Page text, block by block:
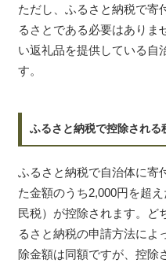
ただし、ふるさと納税で寄
るさとである必要はありま
い返礼品を提供している自
す。
ふるさと納税で控除される
ふるさと納税で自治体に寄
た金額のうち2,000円を超
民税）が控除されます。ど
るさと納税の申請方法によ
除金額は同額ですが、控除